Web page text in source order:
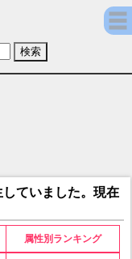
コラボ祭』 開催
ていました。現在
属性別ランキング